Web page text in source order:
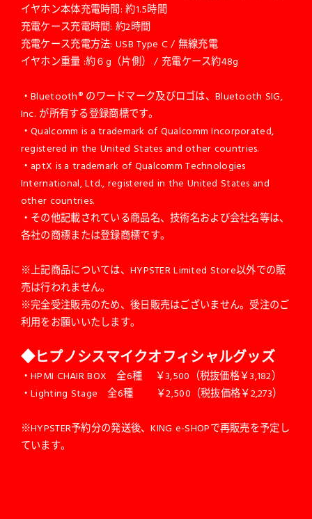
イヤホン本体充電時間: 約1.5時間
充電ケース充電時間: 約2時間
充電ケース充電方法: USB Type C / 無線充電
イヤホン重量 :約６g（片側） / 充電ケース約48g
・Bluetooth® のワードマーク及びロゴは、Bluetooth SIG,
Inc. が所有する登録商標です。
・Qualcomm is a trademark of Qualcomm Incorporated,
registered in the United States and other countries.
・aptX is a trademark of Qualcomm Technologies
International, Ltd., registered in the United States and
other countries.
・その他記載されている商品名、技術名および会社名等は、
各社の商標または登録商標です。
※上記商品については、HYPSTER Limited Store以外での販
売は行われません。
※完全受注販売のため、後日販売はございません。受注のご
利用をお願いいたします。
◆ヒプノシスマイクオフィシャルグッズ
・HPMI CHAIR BOX 全6種 ￥3,500（税抜価格￥3,182）
・Lighting Stage 全6種 ￥2,500（税抜価格￥2,273）
※HYPSTER予約分の発送後、KING e-SHOPで再販売を予定し
ています。